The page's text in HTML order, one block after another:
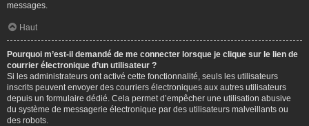
messages.
Haut
Pourquoi m’est-il demandé de me connecter lorsque je clique sur le lien de
courrier électronique d’un utilisateur ?
Si les administrateurs ont activé cette fonctionnalité, seuls les utilisateurs
inscrits peuvent envoyer des courriers électroniques aux autres utilisateurs
depuis un formulaire dédié. Cela permet d’empêcher une utilisation abusive
du système de messagerie électronique par des utilisateurs malveillants ou
des robots.